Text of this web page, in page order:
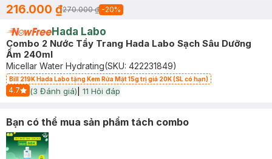
216.000 ₫270.000 ₫ -20%
Hada Labo
Combo 2 Nước Tẩy Trang Hada Labo Sạch Sâu Dưỡng
Ẩm 240ml
Micellar Water Hydrating(SKU: 422231849)
Bill 219K Hada Labo tặng Kem Rửa Mặt 15g trị giá 20K (SL có hạn)
4.7
Start Icon
(3 Đánh giá) 11 Hỏi đáp
Bạn có thể mua sản phẩm tách combo